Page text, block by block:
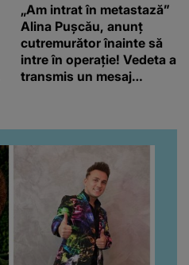
„Am intrat în metastază”
Alina Pușcău, anunț
cutremurător înainte să
intre în operație! Vedeta a
transmis un mesaj